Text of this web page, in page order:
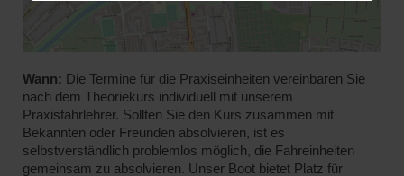
Wann: Die Termine für die Praxiseinheiten vereinbaren Sie
nach dem Theoriekurs individuell mit unserem
Praxisfahrlehrer. Sollten Sie den Kurs zusammen mit
Bekannten oder Freunden absolvieren, ist es
selbstverständlich problemlos möglich, die Fahreinheiten
gemeinsam zu absolvieren. Unser Boot bietet Platz für